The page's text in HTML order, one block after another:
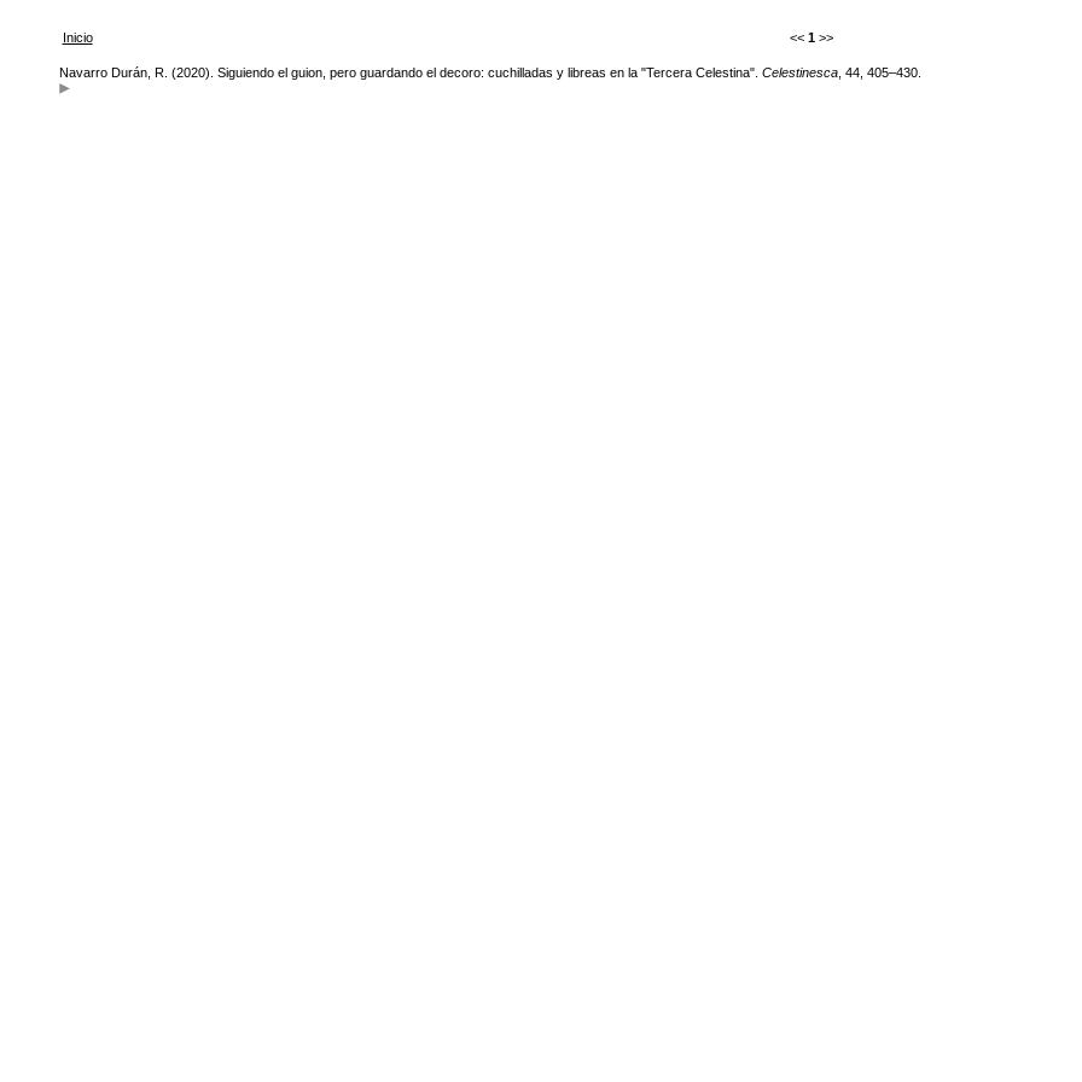
Inicio << 1 >>
Navarro Durán, R. (2020). Siguiendo el guion, pero guardando el decoro: cuchilladas y libreas en la "Tercera Celestina". Celestinesca, 44, 405–430.